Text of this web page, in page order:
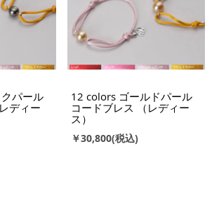
パール
ディー
12 colors ゴールドパール
コードブレス （レディー
ス）
￥30,800